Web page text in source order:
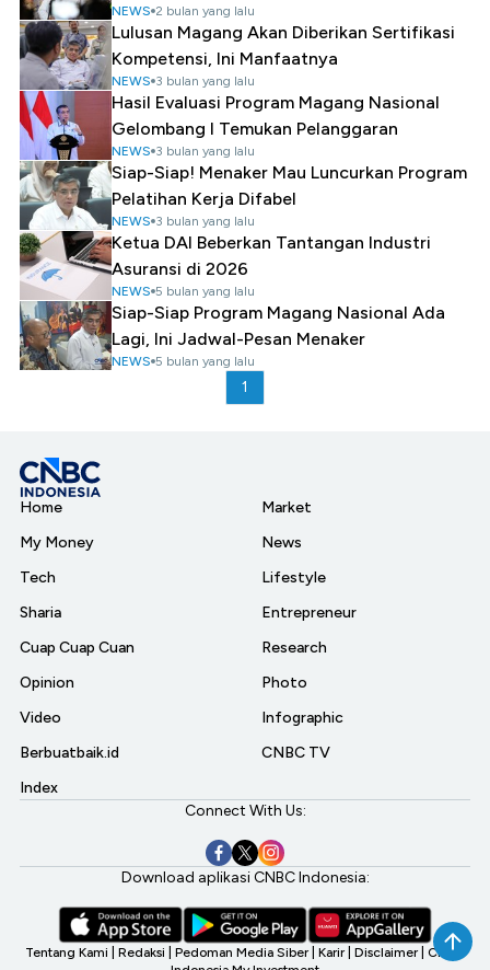
NEWS 2 bulan yang lalu
Lulusan Magang Akan Diberikan Sertifikasi
Kompetensi, Ini Manfaatnya
NEWS 3 bulan yang lalu
Hasil Evaluasi Program Magang Nasional
Gelombang I Temukan Pelanggaran
NEWS 3 bulan yang lalu
Siap-Siap! Menaker Mau Luncurkan Program
Pelatihan Kerja Difabel
NEWS 3 bulan yang lalu
Ketua DAI Beberkan Tantangan Industri
Asuransi di 2026
NEWS 5 bulan yang lalu
Siap-Siap Program Magang Nasional Ada
Lagi, Ini Jadwal-Pesan Menaker
NEWS 5 bulan yang lalu
1
Home
My Money
Tech
Sharia
Cuap Cuap Cuan
Opinion
Video
Berbuatbaik.id
Index
Market
News
Lifestyle
Entrepreneur
Research
Photo
Infographic
CNBC TV
Connect With Us:
Download aplikasi CNBC Indonesia:
Tentang Kami Redaksi Pedoman Media Siber Karir Disclaimer CNBC